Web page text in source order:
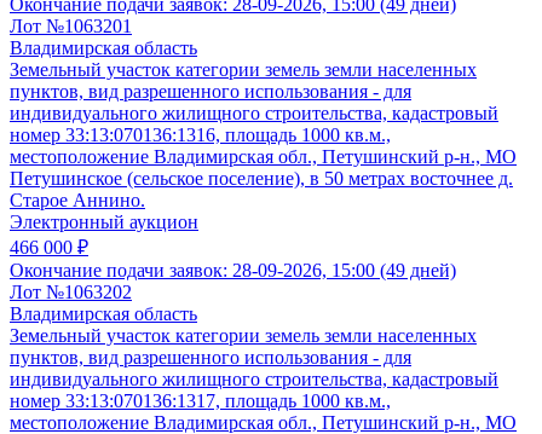
Окончание подачи заявок: 28-09-2026, 15:00 (49 дней)
Лот №1063201
Владимирская область
Земельный участок категории земель земли населенных
пунктов, вид разрешенного использования - для
индивидуального жилищного строительства, кадастровый
номер 33:13:070136:1316, площадь 1000 кв.м.,
местоположение Владимирская обл., Петушинский р-н., МО
Петушинское (сельское поселение), в 50 метрах восточнее д.
Старое Аннино.
Электронный аукцион
466 000 ₽
Окончание подачи заявок: 28-09-2026, 15:00 (49 дней)
Лот №1063202
Владимирская область
Земельный участок категории земель земли населенных
пунктов, вид разрешенного использования - для
индивидуального жилищного строительства, кадастровый
номер 33:13:070136:1317, площадь 1000 кв.м.,
местоположение Владимирская обл., Петушинский р-н., МО